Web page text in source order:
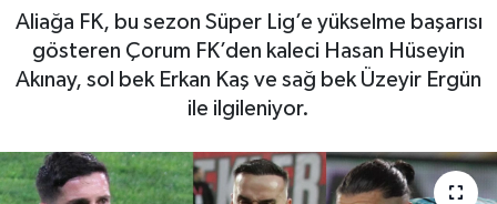
Aliağa FK, bu sezon Süper Lig’e yükselme başarısı
gösteren Çorum FK’den kaleci Hasan Hüseyin
Akınay, sol bek Erkan Kaş ve sağ bek Üzeyir Ergün
ile ilgileniyor.
Bayat
Boğazkale
Dodurga
Süper Lig Puan Durumu ve Fikstür
Tüm Manşetler
Son Dakika Haberleri